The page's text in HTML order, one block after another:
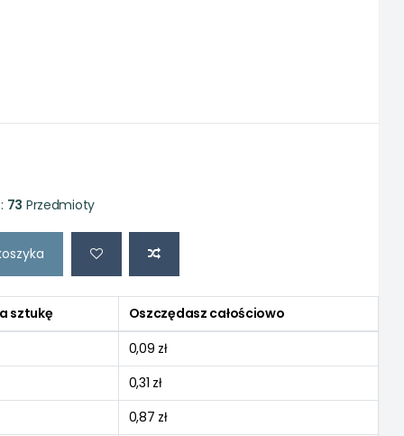
73 Przedmioty
sztukę
Oszczędasz całościowo
0,09 zł
0,31 zł
0,87 zł